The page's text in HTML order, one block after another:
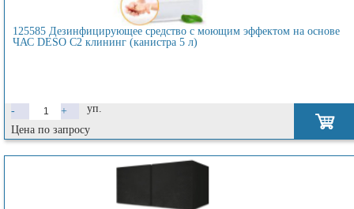
125585 Дезинфицирующее средство с моющим эффектом на основе
ЧАС DESO C2 клининг (канистра 5 л)
- +
уп.
Цена по запросу